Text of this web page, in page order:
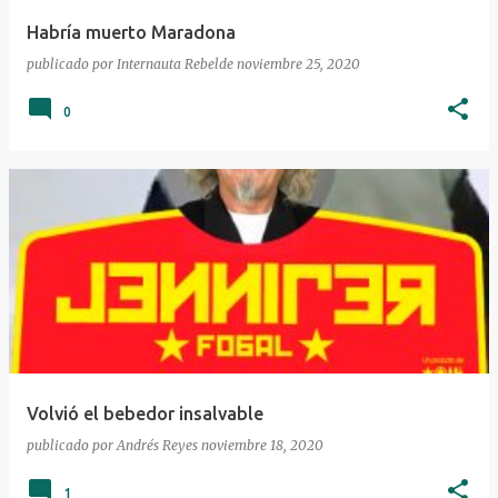
Habría muerto Maradona
publicado por Internauta Rebelde noviembre 25, 2020
0
Volvió el bebedor insalvable
publicado porAndrés Reyes noviembre 18, 2020
1